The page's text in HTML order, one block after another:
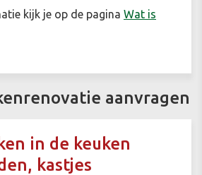
kijk je op de pagina Wat is
aanvragen
in de keuken
kastjes